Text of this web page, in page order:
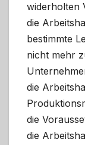
widerholten
die
bestimmte
nicht mehr
die
die
die